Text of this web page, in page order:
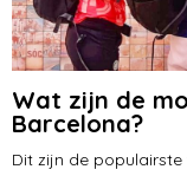
Wat zijn de
Barcelona?
Dit zijn de